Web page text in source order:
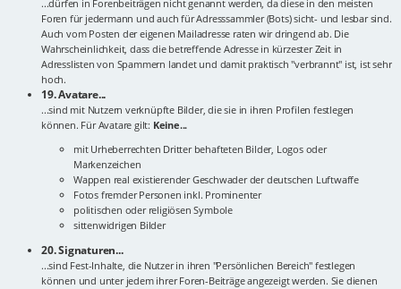
...dürfen in Forenbeiträgen nicht genannt werden, da diese in den meisten
Foren für jedermann und auch für Adresssammler (Bots) sicht- und lesbar sind.
Auch vom Posten der eigenen Mailadresse raten wir dringend ab. Die
Wahrscheinlichkeit, dass die betreffende Adresse in kürzester Zeit in
Adresslisten von Spammern landet und damit praktisch "verbrannt" ist, ist sehr
hoch.
19. Avatare...
...sind mit Nutzern verknüpfte Bilder, die sie in ihren Profilen festlegen
können. Für Avatare gilt: Keine...
mit Urheberrechten Dritter behafteten Bilder, Logos oder
Markenzeichen
Wappen real existierender Geschwader der deutschen Luftwaffe
Fotos fremder Personen inkl. Prominenter
politischen oder religiösen Symbole
sittenwidrigen Bilder
20. Signaturen...
...sind Fest-Inhalte, die Nutzer in ihren "Persönlichen Bereich" festlegen
können und unter jedem ihrer Foren-Beiträge angezeigt werden. Sie dienen